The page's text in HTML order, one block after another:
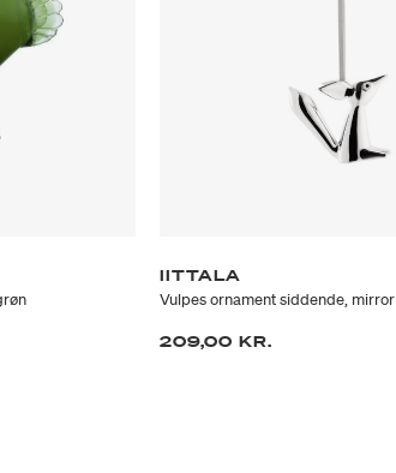
IITTALA
Vulpes ornament siddende, mirror
209,00 KR.